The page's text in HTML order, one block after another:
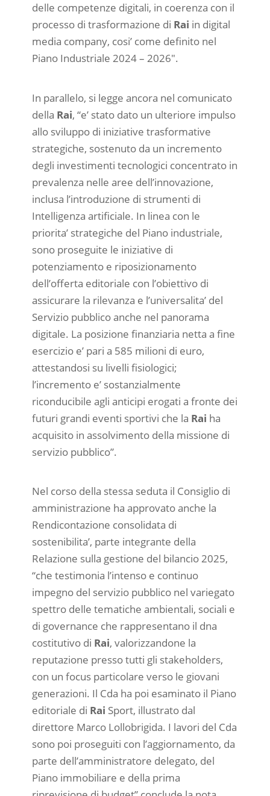
delle competenze digitali, in coerenza con il
processo di trasformazione di Rai in digital
media company, cosi’ come definito nel
Piano Industriale 2024 – 2026″.
In parallelo, si legge ancora nel comunicato
della Rai, “e’ stato dato un ulteriore impulso
allo sviluppo di iniziative trasformative
strategiche, sostenuto da un incremento
degli investimenti tecnologici concentrato in
prevalenza nelle aree dell’innovazione,
inclusa l’introduzione di strumenti di
Intelligenza artificiale. In linea con le
priorita’ strategiche del Piano industriale,
sono proseguite le iniziative di
potenziamento e riposizionamento
dell’offerta editoriale con l’obiettivo di
assicurare la rilevanza e l’universalita’ del
Servizio pubblico anche nel panorama
digitale. La posizione finanziaria netta a fine
esercizio e’ pari a 585 milioni di euro,
attestandosi su livelli fisiologici;
l’incremento e’ sostanzialmente
riconducibile agli anticipi erogati a fronte dei
futuri grandi eventi sportivi che la Rai ha
acquisito in assolvimento della missione di
servizio pubblico”.
Nel corso della stessa seduta il Consiglio di
amministrazione ha approvato anche la
Rendicontazione consolidata di
sostenibilita’, parte integrante della
Relazione sulla gestione del bilancio 2025,
“che testimonia l’intenso e continuo
impegno del servizio pubblico nel variegato
spettro delle tematiche ambientali, sociali e
di governance che rappresentano il dna
costitutivo di Rai, valorizzandone la
reputazione presso tutti gli stakeholders,
con un focus particolare verso le giovani
generazioni. Il Cda ha poi esaminato il Piano
editoriale di Rai Sport, illustrato dal
direttore Marco Lollobrigida. I lavori del Cda
sono poi proseguiti con l’aggiornamento, da
parte dell’amministratore delegato, del
Piano immobiliare e della prima